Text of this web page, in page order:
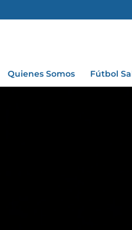
Quienes Somos Fútbol